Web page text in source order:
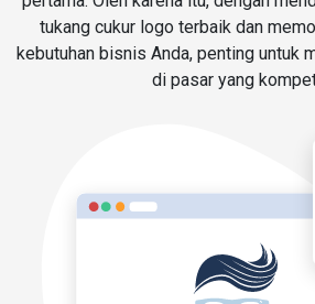
tukang cukur logo terbaik dan
kebutuhan bisnis Anda, penting untuk
di pasar yang